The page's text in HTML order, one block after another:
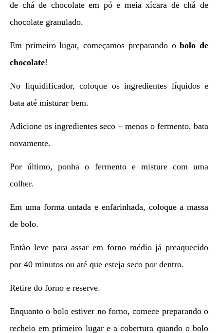
de chá de chocolate em pó e meia xícara de chá de
chocolate granulado.
Em primeiro lugar, começamos preparando obolo de
chocolate!
No liquidificador, coloque os ingredientes líquidos e
bata até misturar bem.
Adicione os ingredientes seco – menos o fermento, bata
novamente.
Por último, ponha o fermento e misture com uma
colher.
Em uma forma untada e enfarinhada, coloque a massa
de bolo.
Então leve para assar em forno médio já preaquecido
por 40 minutos ou até que esteja seco por dentro.
Retire do forno e reserve.
Enquanto o bolo estiver no forno, comece preparando o
recheio em primeiro lugar e a cobertura quando o bolo